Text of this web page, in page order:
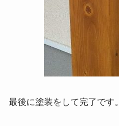
最後に塗装をして完了です。